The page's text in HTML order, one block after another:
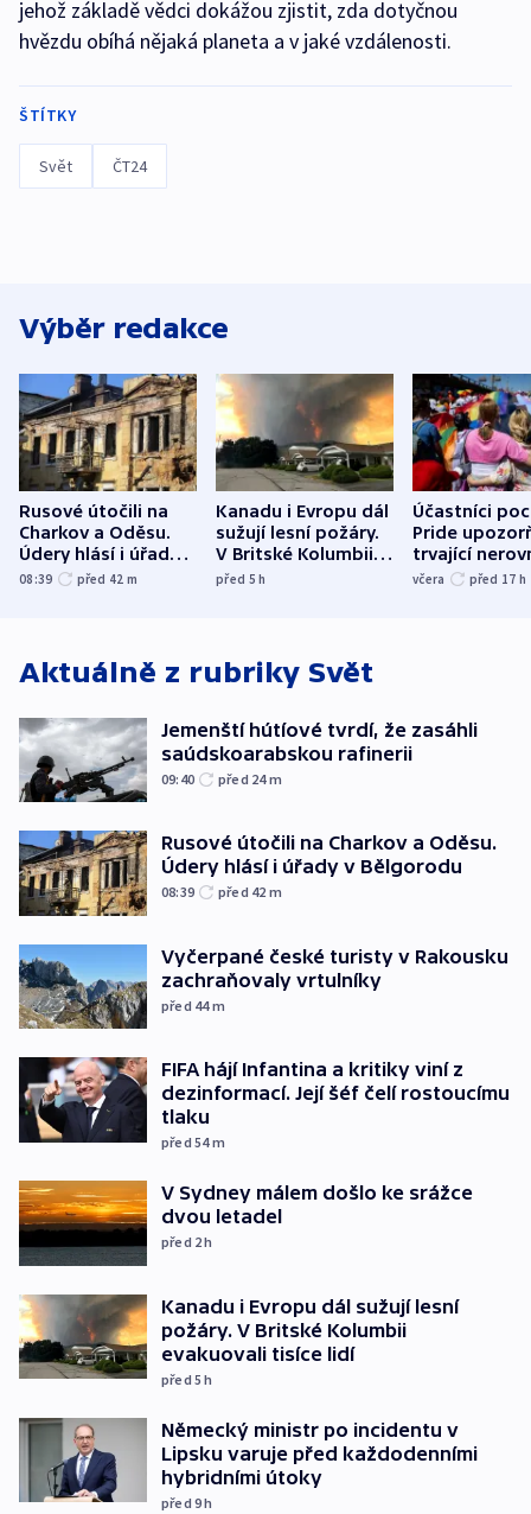
jehož základě vědci dokážou zjistit, zda dotyčnou
hvězdu obíhá nějaká planeta a v jaké vzdálenosti.
ŠTÍTKY
Svět ČT24
Výběr redakce
Rusové útočili na
Charkov a Oděsu.
Údery hlásí i úřady v
Bělgorodu
08:39 před 42 m
Kanadu i Evropu dál
sužují lesní požáry.
V Britské Kolumbii
evakuovali tisíce lidí
před 5h
Účastníci
Pride
trvající
včera před 17 h
Aktuálně z rubriky Svět
Jemenští hútíové tvrdí, že zasáhli
saúdskoarabskou rafinerii
09:40 před 24m
Rusové útočili na Charkov a Oděsu.
Údery hlásí i úřady v Bělgorodu
08:39 před 42 m
Vyčerpané české turisty v Rakousku
zachraňovaly vrtulníky
před 44m
FIFA hájí Infantina a kritiky viní z
dezinformací. Její šéf čelí rostoucímu
tlaku
před 54m
V Sydney málem došlo ke srážce
dvou letadel
před 2h
Kanadu i Evropu dál sužují lesní
požáry. V Britské Kolumbii
evakuovali tisíce lidí
před 5h
Německý ministr po incidentu v
Lipsku varuje před každodenními
hybridními útoky
před 9h